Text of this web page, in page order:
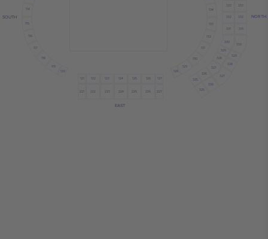
114
227
226
225
224
223
222
221
127
126
125
124
123
122
121
134
133
132
131
130
129
128
120
119
116
325
326
327
328
329
330
331
332
325
326
327
328
329
331
332
EAST
SOUTH NORTH